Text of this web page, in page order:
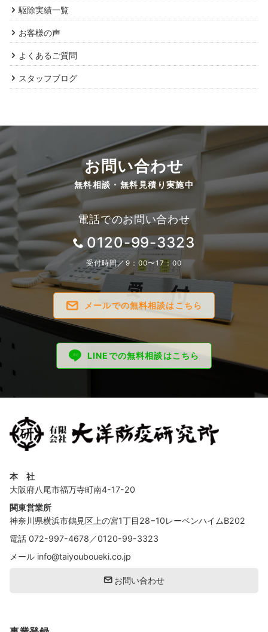
駆除実績一覧
お客様の声
よくあるご質問
スタッフブログ
お問い合わせ
無料相談・無料見積り実施中
電話でのお問い合わせ
0120-99-3323
受付時間／9：00〜17：00
メールでの無料相談はこちら
LINEでの無料相談はこちら
本 社
大阪府八尾市福万寺町南4-17-20
関東営業所
神奈川県横浜市鶴見区上の宮1丁目28−10レーベンハイムB202
電話 072-997-4678 ／0120-99-3323
メール info@taiyouboueki.co.jp
お問い合わせ